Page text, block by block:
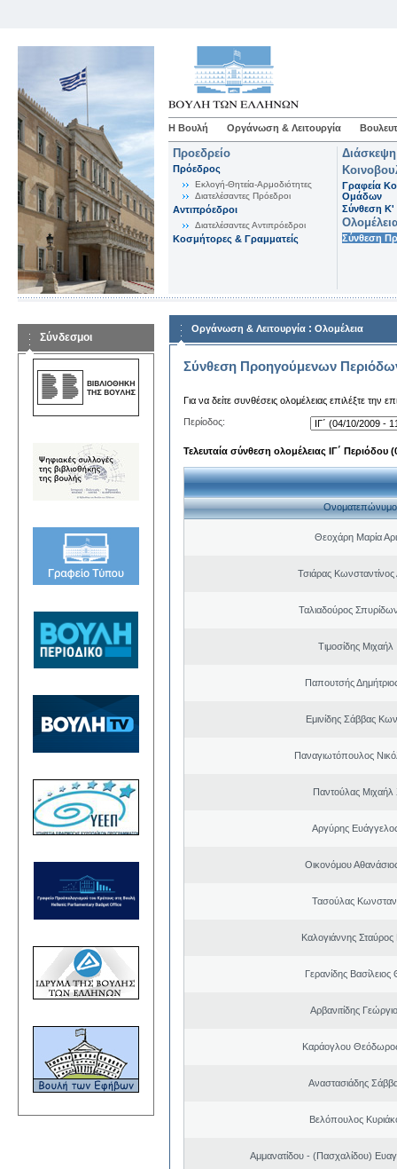
Η Βουλή Οργάνωση & Λειτουργία
Προεδρείο
Πρόεδρος
Εκλογή-Θητεία-Αρμοδιότητες
Διατελέσαντες Πρόεδροι
Αντιπρόεδροι
Διατελέσαντες Αντιπρόεδροι
Κοσμήτορες & Γραμματείς
Γραφεία
Ομάδων
Σύνθεση K'
Σύνθεση
Σύνδεσμοι
Οργάνωση & Λειτουργία : Ολομέλεια
Σύνθεση Προηγούμενων
Για να δείτε συνθέσεις ολομέλειας επιλέξτε την
Περίοδος:
Τελευταία σύνθεση ολομέλειας ΙΓ΄ Περιόδου
Ονοματεπώνυμο
Θεοχάρη Μαρία
Τσιάρας
Ταλιαδούρος
Τιμοσίδης
Παπουτσής
Εμινίδης Σάββας
Παναγιωτόπουλος
Παντούλας Μιχαήλ
Αργύρης
Οικονόμου
Τασούλας
Καλογιάννης Σταύρος
Γερανίδης
Αρβανιτίδης
Καράογλου
Αναστασιάδης
Βελόπουλος
Αμμανατίδου - (Πασχαλίδου)